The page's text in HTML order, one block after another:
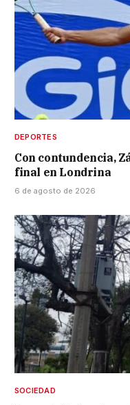
DEPORTES
Con contundencia,
final en Londrina
6 de agosto de 2026
SOCIEDAD